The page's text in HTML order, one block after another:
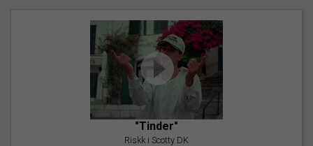
"Tinder"
Riskk i Scotty DK